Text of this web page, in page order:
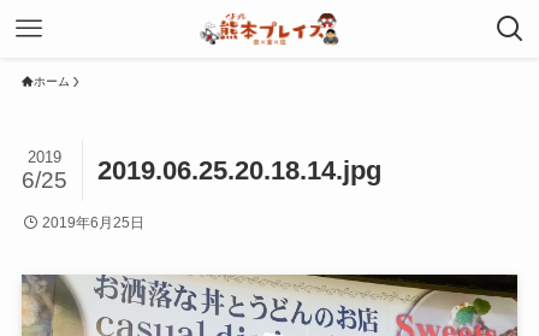
ホーム
2019.06.25.20.18.14.jpg
2019
6/25
2019年6月25日